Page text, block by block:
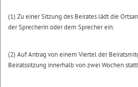
(1) Zu einer Sitzung des Beirates lädt die
der Sprecherin oder dem Sprecher ein.
(2) Auf Antrag von einem Viertel der
Beiratssitzung innerhalb von zwei Wochen